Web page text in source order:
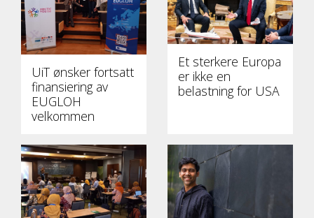
UiT ønsker fortsatt
finansiering av
EUGLOH
velkommen
Et sterkere Europa
er ikke en
belastning for USA